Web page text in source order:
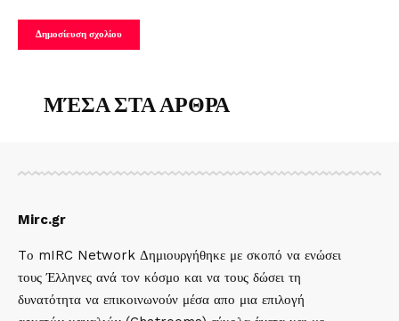
ΜΈΣΑ ΣΤΑ ΑΡΘΡΑ
Mirc.gr
Tο mIRC Network Δημιουργήθηκε με σκοπό να ενώσει
τους Έλληνες ανά τον κόσμο και να τους δώσει τη
δυνατότητα να επικοινωνούν μέσα απο μια επιλογή